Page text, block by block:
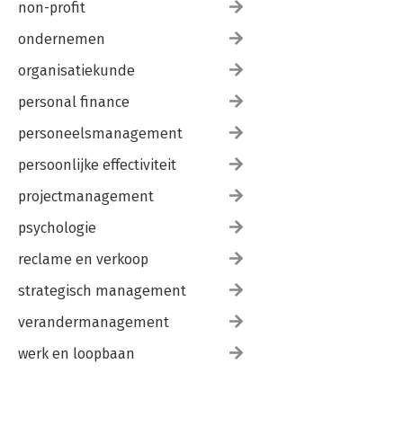
non-profit
ondernemen
organisatiekunde
personal finance
personeelsmanagement
persoonlijke effectiviteit
projectmanagement
psychologie
reclame en verkoop
strategisch management
verandermanagement
werk en loopbaan